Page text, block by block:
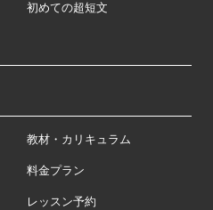
初めての超短文
教材・カリキュラム
料金プラン
レッスン予約